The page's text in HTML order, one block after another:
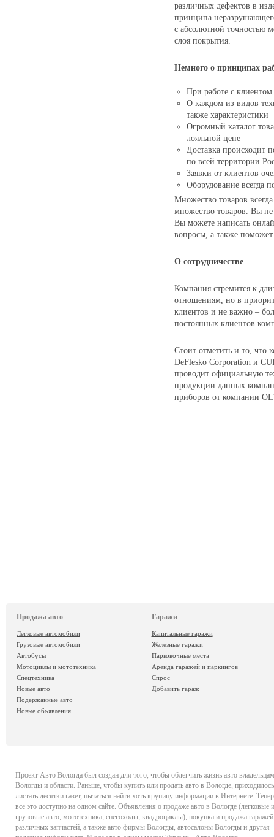
различных дефектов в
принципа
с абсолютной точностью
слоя покрытия.
Немного о принципах
При работе с
О каждом из видов
также характеристики
Огромный каталог
лояльной цене
Доставка происходит
по всей территории
Заявки от клиентов
Оборудование всегда
Множество товаров
множество товаров. Вы
Вы можете написать
вопросы, а также
О сотрудничестве
Компания стремится к
отношениям, но в
клиентов и не важно –
постоянных клиентов
Стоит отметить и то, что
DeFlesko Corporation и
проводит официальную
продукции данных
приборов от компании
Продажа авто
Легковые автомобили
Грузовые автомобили
Автобусы
Мотоциклы и мототехника
Спецтехника
Новые авто
Подержанные авто
Новые объявления
Гаражи
Капитальные гаражи
Железные гаражи
Парковочные места
Аренда гаражей и паркингов
Спрос
Добавить гараж
Проект Авто Вологда был создан для того, чтобы облегчить жизнь авто владельцам
Вологды и области. Раньше, чтобы купить или продать авто в Вологде, приходилось
листать десятки газет, пытаться найти хоть крупицу информации в Интернете.
все это доступно на одном сайте. Объявления о продаже авто в Вологде (легковые и
грузовые авто, мототехника, снегоходы, квадроциклы), покупка и продажа
различных запчастей, а также авто фирмы Вологды, автосалоны Вологды и другая